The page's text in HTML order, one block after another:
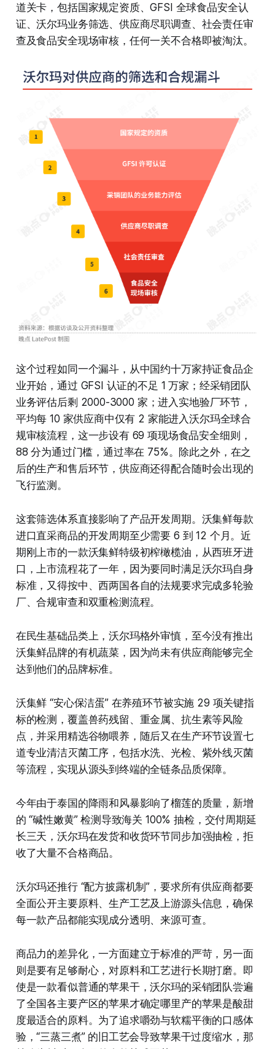
道关卡，包括国家规定资质、GFSI 全球食品安全认
证、沃尔玛业务筛选、供应商尽职调查、社会责任审
查及食品安全现场审核，任何一关不合格即被淘汰。
这个过程如同一个漏斗，从中国约十万家持证食品企
业开始，通过 GFSI 认证的不足 1 万家；经采销团队
业务评估后剩 2000-3000 家；进入实地验厂环节，
平均每 10 家供应商中仅有 2 家能进入沃尔玛全球合
规审核流程，这一步设有 69 项现场食品安全细则，
88 分为通过门槛，通过率在 75%。除此之外，在之
后的生产和售后环节，供应商还得配合随时会出现的
飞行监测。
这套筛选体系直接影响了产品开发周期。沃集鲜每款
进口直采商品的开发周期至少需要 6 到 12 个月。近
期刚上市的一款沃集鲜特级初榨橄榄油，从西班牙进
口，上市流程花了一年，因为要同时满足沃尔玛自身
标准，又得按中、西两国各自的法规要求完成多轮验
厂、合规审查和双重检测流程。
在民生基础品类上，沃尔玛格外审慎，至今没有推出
沃集鲜品牌的有机蔬菜，因为尚未有供应商能够完全
达到他们的品牌标准。
沃集鲜 “安心保洁蛋” 在养殖环节被实施 29 项关键指
标的检测，覆盖兽药残留、重金属、抗生素等风险
点，并采用精选谷物喂养，随后又在生产环节设置七
道专业清洁灭菌工序，包括水洗、光检、紫外线灭菌
等流程，实现从源头到终端的全链条品质保障。
今年由于泰国的降雨和风暴影响了榴莲的质量，新增
的 “碱性嫩黄” 检测导致海关 100% 抽检，交付周期延
长三天，沃尔玛在发货和收货环节同步加强抽检，拒
收了大量不合格商品。
沃尔玛还推行 “配方披露机制”，要求所有供应商都要
全面公开主要原料、生产工艺及上游源头信息，确保
每一款产品都能实现成分透明、来源可查。
商品力的差异化，一方面建立于标准的严苛，另一面
则是要有足够耐心，对原料和工艺进行长期打磨。即
使是一款看似普通的苹果干，沃尔玛的采销团队尝遍
了全国各主要产区的苹果才确定哪里产的苹果是酸甜
度最适合的原料。为了追求嚼劲与软糯平衡的口感体
验，“三蒸三煮” 的旧工艺会导致苹果干过度缩水，那